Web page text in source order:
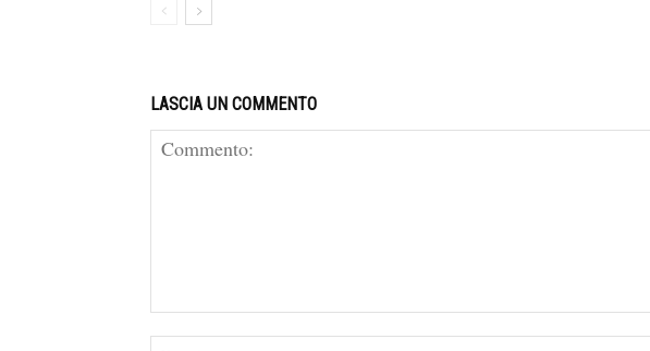
LASCIA UN COMMENTO